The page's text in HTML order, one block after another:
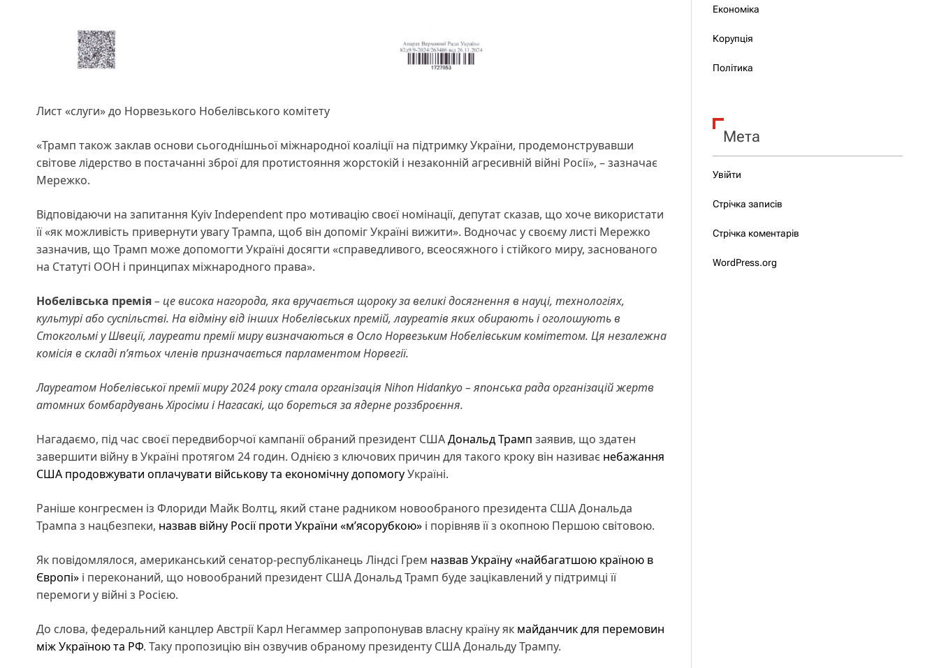
Лист «слуги» до Норвезького Нобелівського комітету
«Трамп також заклав основи сьогоднішньої міжнародної коаліції на підтримку України, продемонструвавши
світове лідерство в постачанні зброї для протистояння жорстокій і незаконній агресивній війні Росії», – зазначає
Мережко.
Відповідаючи на запитання Kyiv Independent про мотивацію своєї номінації, депутат сказав, що хоче використати
її «як можливість привернути увагу Трампа, щоб він допоміг Україні вижити». Водночас у своєму листі Мережко
зазначив, що Трамп може допомогти Україні досягти «справедливого, всеосяжного і стійкого миру, заснованого
на Статуті ООН і принципах міжнародного права».
Нобелівська премія– це висока нагорода, яка вручається щороку за великі досягнення в науці, технологіях,
культурі або суспільстві. На відміну від інших Нобелівських премій, лауреатів яких обирають і оголошують в
Стокгольмі у Швеції, лауреати премії миру визначаються в Осло Норвезьким Нобелівським комітетом. Ця незалежна
комісія в складі п’ятьох членів призначається парламентом Норвегії.
Лауреатом Нобелівської премії миру 2024 року стала організація Nihon Hidankyo – японська рада організацій жертв
атомних бомбардувань Хіросіми і Нагасакі, що бореться за ядерне роззброєння.
Нагадаємо, під час своєї передвиборчої кампанії обраний президент СШАДональд Трамп заявив, що здатен
завершити війну в Україні протягом 24 годин. Однією з ключових причин для такого кроку він називає небажання
США продовжувати оплачувати військову та економічну допомогуУкраїні.
Раніше конгресмен із Флориди Майк Волтц, який стане радником новообраного президента США Дональда
Трампа з нацбезпеки, назвав війну Росії проти України «м’ясорубкою» і порівняв її з окопною Першою світовою.
Як повідомлялося, американський сенатор-республіканець Ліндсі Грем назвав Україну «найбагатшою країною в
Європі» і переконаний, що новообраний президент США Дональд Трамп буде зацікавлений у підтримці її
перемоги у війні з Росією.
До слова, федеральний канцлер Австрії Карл Негаммер запропонував власну країну як майданчик для перемовин
між Україною та РФ. Таку пропозицію він озвучив обраному президенту США Дональду Трампу.
Економіка
Корупція
Політика
Мета
Увійти
Стрічка записів
Стрічка коментарів
WordPress.org